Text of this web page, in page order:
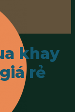
khay
rẻ